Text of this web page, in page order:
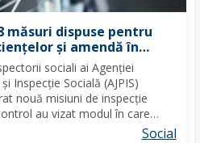
măsuri dispuse pentru
și amendă în
lei aplicate de inspectorii
sociali ai Agenției
Inspecție Socială (AJPIS)
nouă misiuni de inspecție
au vizat modul în care
minime de calitate înSocial